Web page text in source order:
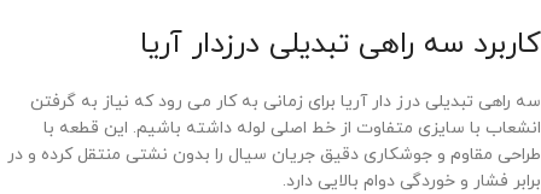
کاربرد سه راهی تبدیلی درزدار آریا
سه راهی تبدیلی درز دار آریا برای زمانی به کار می ‌رود که نیاز به گرفتن
انشعاب با سایزی متفاوت از خط اصلی لوله داشته باشیم. این قطعه با
طراحی مقاوم و جوشکاری دقیق جریان سیال را بدون نشتی منتقل کرده و در
برابر فشار و خوردگی دوام بالایی دارد.